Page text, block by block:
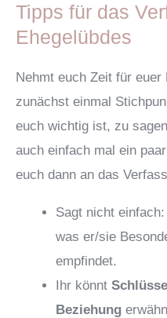
Tipps für das
Ehegelübdes
Nehmt euch Zeit für euer
zunächst einmal
euch wichtig ist, zu
auch einfach mal ein
euch dann an das
Sagt nicht
was er/sie
empfindet.
Ihr könnt
Beziehung